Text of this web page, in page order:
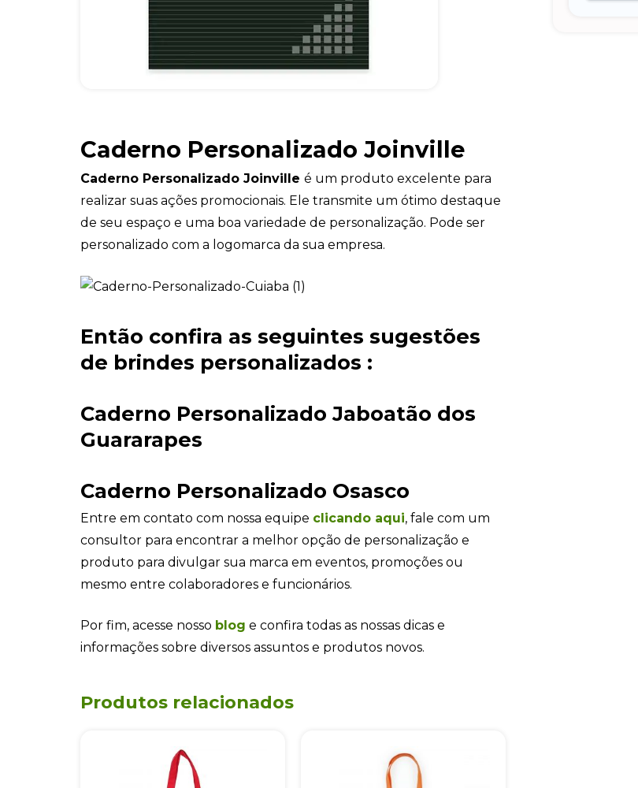
Caderno Personalizado Joinville
Caderno Personalizado Joinville é um produto excelente para
realizar suas ações promocionais. Ele transmite um ótimo destaque
de seu espaço e uma boa variedade de personalização. Pode ser
personalizado com a logomarca da sua empresa.
Então confira as seguintes sugestões
de brindes personalizados :
Caderno Personalizado Jaboatão dos
Guararapes
Caderno Personalizado Osasco
Entre em contato com nossa equipe clicando aqui, fale com um
consultor para encontrar a melhor opção de personalização e
produto para divulgar sua marca em eventos, promoções ou
mesmo entre colaboradores e funcionários.
Por fim, acesse nosso blog e confira todas as nossas dicas e
informações sobre diversos assuntos e produtos novos.
Produtos relacionados
online
+55
privacidade, utilizaremos seus dados apenas para fins de
marketing. Você pode alterar suas preferências a qualquer
momento.